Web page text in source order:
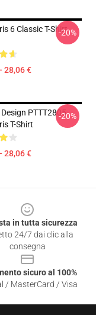
6 Classic T-Shirt
28,06 €
-20%
PTTT2805
T-Shirt
28,06 €
-20%
in tutta sicurezza
24/7 dai clic alla
consegna
sicuro al 100%
/ MasterCard / Visa